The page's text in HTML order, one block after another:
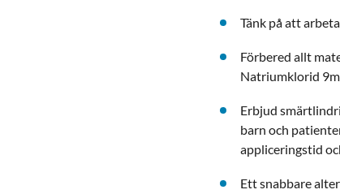
Tänk på att
Förbered allt
Natriumklorid
Erbjud
barn och
appliceringstid
Ett snabbare